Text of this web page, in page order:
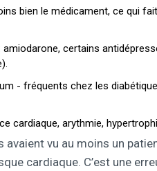
bien le médicament, ce qui
amiodarone, certains
- fréquents chez les
cardiaque, arythmie,
vu au moins un
cardiaque. C’est une